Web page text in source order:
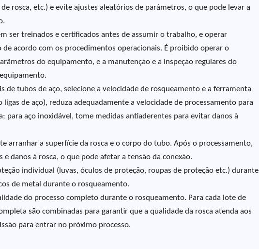
rosca, etc.) e evite ajustes aleatórios de parâmetros, o que pode levar a
ser treinados e certificados antes de assumir o trabalho, e operar
acordo com os procedimentos operacionais. É proibido operar o
do equipamento, e a manutenção e a inspeção regulares do
tubos de aço, selecione a velocidade de rosqueamento e a ferramenta
de aço), reduza adequadamente a velocidade de processamento para
para aço inoxidável, tome medidas antiaderentes para evitar danos à
arranhar a superfície da rosca e o corpo do tubo. Após o processamento,
danos à rosca, o que pode afetar a tensão da conexão.
individual (luvas, óculos de proteção, roupas de proteção etc.) durante
de metal durante o rosqueamento.
do processo completo durante o rosqueamento. Para cada lote de
são combinadas para garantir que a qualidade da rosca atenda aos
para entrar no próximo processo.